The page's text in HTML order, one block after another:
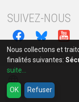
SUIVEZ-NOUS
language
Nous collectons et
finalités suivantes:
suite...
OK Refuser